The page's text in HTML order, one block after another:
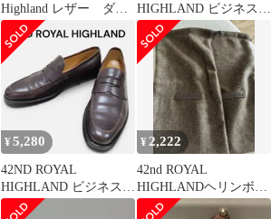
Highland レザー ダブ
ルモンク ローファー
HIGHLAND ビジネスシ
ューズ ウィングチップ
¥5,280
42ND ROYAL
HIGHLAND ビジネスシ
ューズ ブラウン 革靴
¥ 2,222
42nd ROYAL
HIGHLANDヘリンボー
ン柄 シューズバッグ 2